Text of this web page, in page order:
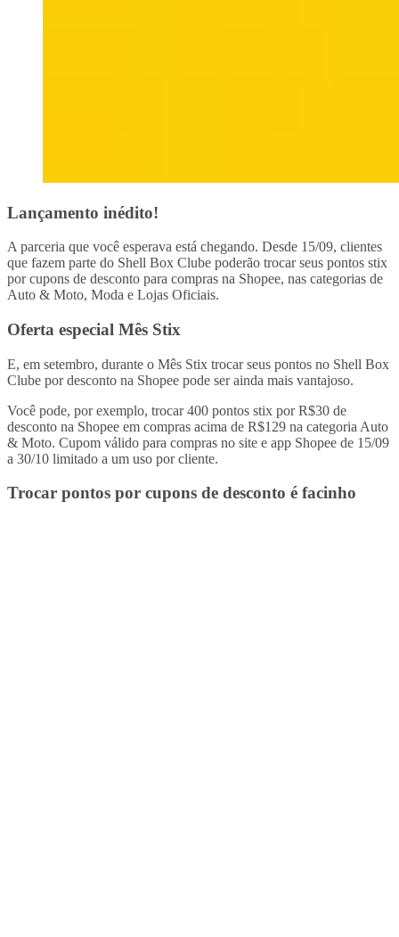
Lançamento inédito!
A parceria que você esperava está chegando. Desde 15/09, clientes
que fazem parte do Shell Box Clube poderão trocar seus pontos stix
por cupons de desconto para compras na Shopee, nas categorias de
Auto & Moto, Moda e Lojas Oficiais.
Oferta especial Mês Stix
E, em setembro, durante o Mês Stix trocar seus pontos no Shell Box
Clube por desconto na Shopee pode ser ainda mais vantajoso.
Você pode, por exemplo, trocar 400 pontos stix por R$30 de
desconto na Shopee em compras acima de R$129 na categoria Auto
& Moto. Cupom válido para compras no site e app Shopee de 15/09
a 30/10 limitado a um uso por cliente.
Trocar pontos por cupons de desconto é facinho